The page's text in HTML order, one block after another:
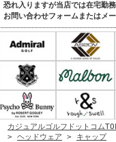
恐れ入りますが当店では在宅勤
お問い合わせフォームまたはメ
カジュアルゴルフドットコム
> ヘッドウェア > キャップ